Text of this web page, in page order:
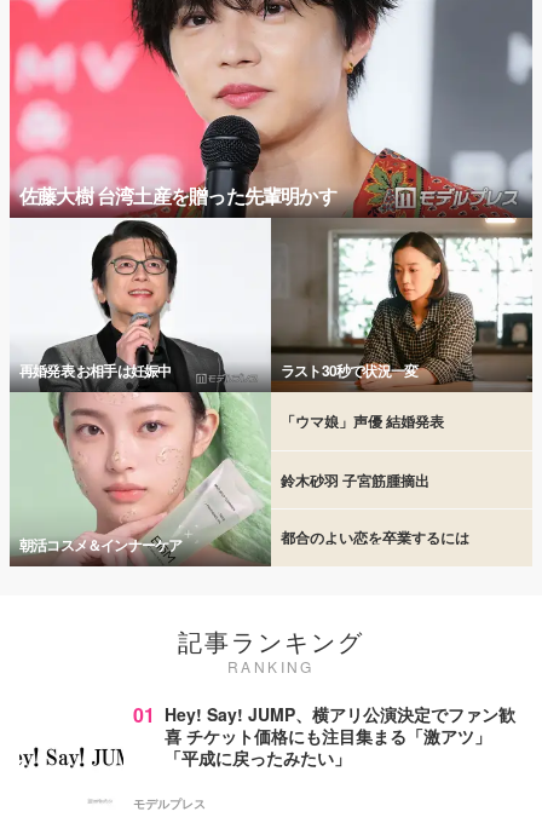
佐藤大樹 台湾土産を贈った先輩明かす
再婚発表 お相手は妊娠中 ラスト30秒で状況一変
朝活コスメ＆インナーケア
「ウマ娘」声優 結婚発表
鈴木砂羽 子宮筋腫摘出
都合のよい恋を卒業するには
記事ランキング
RANKING
01 Hey! Say! JUMP、横アリ公演決定でファン歓
喜 チケット価格にも注目集まる「激アツ」
「平成に戻ったみたい」
モデルプレス